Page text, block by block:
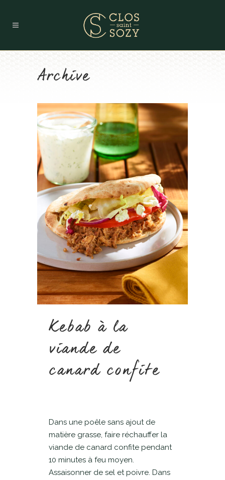
Archive
Kebab à la
viande de
canard confite
Dans une poêle sans ajout de
matière grasse, faire réchauffer la
viande de canard confite pendant
10 minutes à feu moyen.
Assaisonner de sel et poivre. Dans